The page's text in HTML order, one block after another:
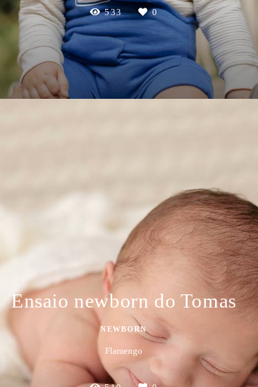
533 0
Ensaio newborn do Tomas
NEWBORN
Flamengo